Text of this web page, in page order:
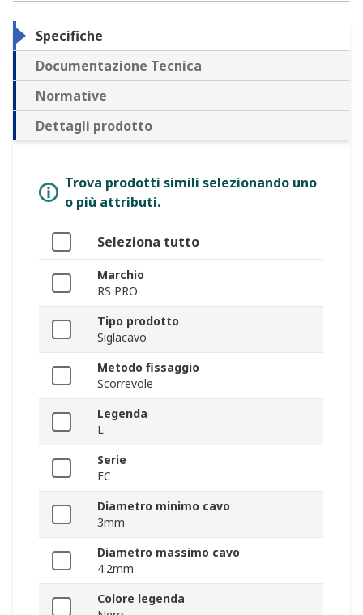
Specifiche
Documentazione Tecnica
Normative
Dettagli prodotto
Trova prodotti simili selezionando uno
o più attributi.
Seleziona tutto
Marchio
RS PRO
Tipo prodotto
Siglacavo
Metodo fissaggio
Scorrevole
Legenda
L
Serie
EC
Diametro minimo cavo
3mm
Diametro massimo cavo
4.2mm
Colore legenda